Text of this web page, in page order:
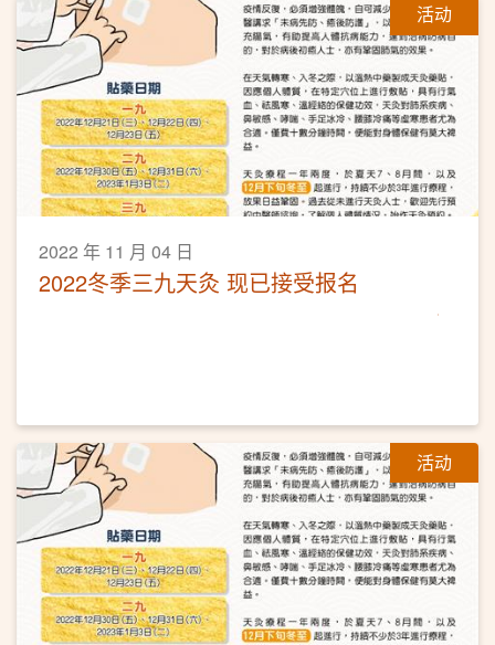
活动
2022 年 11 月 04 日
2022冬季三九天灸 现已接受报名
活动